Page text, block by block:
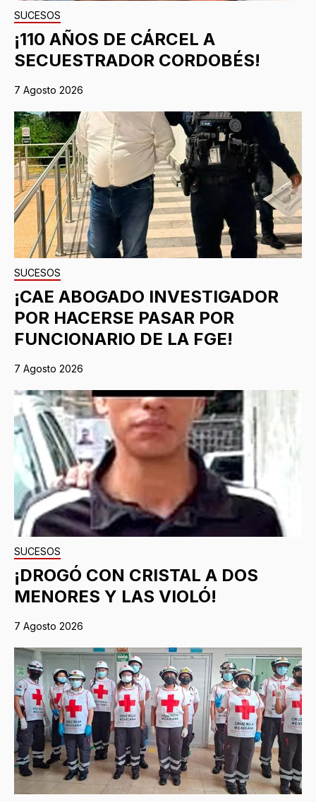
SUCESOS
¡110 AÑOS DE CÁRCEL A
SECUESTRADOR CORDOBÉS!
7 Agosto 2026
SUCESOS
¡CAE ABOGADO INVESTIGADOR
POR HACERSE PASAR POR
FUNCIONARIO DE LA FGE!
7 Agosto 2026
SUCESOS
¡DROGÓ CON CRISTAL A DOS
MENORES Y LAS VIOLÓ!
7 Agosto 2026